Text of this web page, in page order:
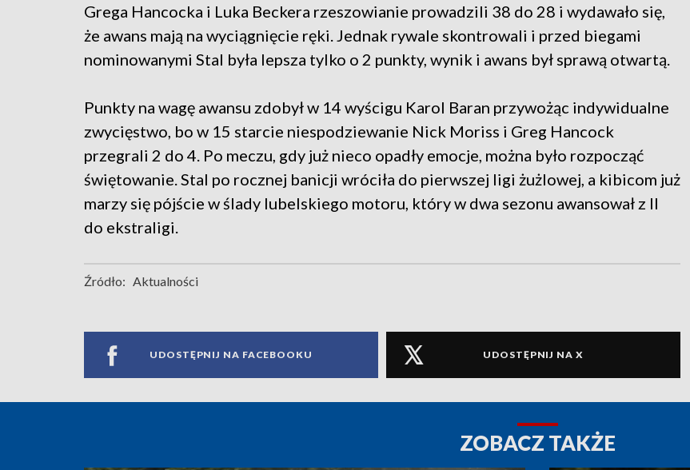
Grega Hancocka i Luka Beckera rzeszowianie prowadzili 38 do 28 i wydawało się,
że awans mają na wyciągnięcie ręki. Jednak rywale skontrowali i przed biegami
nominowanymi Stal była lepsza tylko o 2 punkty, wynik i awans był sprawą otwartą.
Punkty na wagę awansu zdobył w 14 wyścigu Karol Baran przywożąc indywidualne
zwycięstwo, bo w 15 starcie niespodziewanie Nick Moriss i Greg Hancock
przegrali 2 do 4. Po meczu, gdy już nieco opadły emocje, można było rozpocząć
świętowanie. Stal po rocznej banicji wróciła do pierwszej ligi żużlowej, a kibicom już
marzy się pójście w ślady lubelskiego motoru, który w dwa sezonu awansował z II
do ekstraligi.
Źródło: Aktualności
UDOSTĘPNIJ NA FACEBOOKU UDOSTĘPNIJ NA X
ZOBACZ TAKŻE